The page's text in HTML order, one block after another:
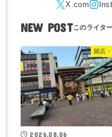
NEW POST
開店
2026.08.06